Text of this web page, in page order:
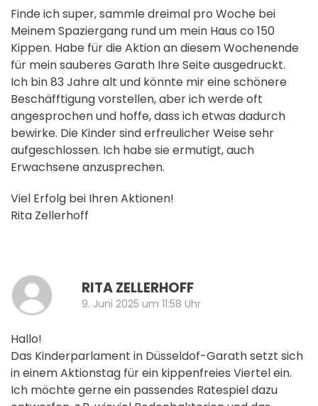
Finde ich super, sammle dreimal pro Woche bei
Meinem Spaziergang rund um mein Haus co 150
Kippen. Habe für die Aktion an diesem Wochenende
für mein sauberes Garath Ihre Seite ausgedruckt.
Ich bin 83 Jahre alt und könnte mir eine schönere
Beschäfftigung vorstellen, aber ich werde oft
angesprochen und hoffe, dass ich etwas dadurch
bewirke. Die Kinder sind erfreulicher Weise sehr
aufgeschlossen. Ich habe sie ermutigt, auch
Erwachsene anzusprechen.
Viel Erfolg bei Ihren Aktionen!
Rita Zellerhoff
RITA ZELLERHOFF
9. Juni 2025 um 11:58 Uhr
Hallo!
Das Kinderparlament in Düsseldof-Garath setzt sich
in einem Aktionstag für ein kippenfreies Viertel ein.
Ich möchte gerne ein passendes Ratespiel dazu